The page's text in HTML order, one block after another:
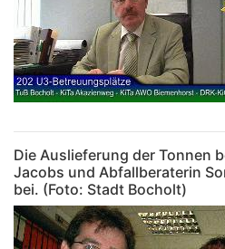
Die Auslieferung der Tonnen
Jacobs und Abfallberaterin
bei. (Foto: Stadt Bocholt)